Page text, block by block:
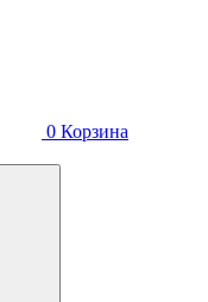
0 Корзина